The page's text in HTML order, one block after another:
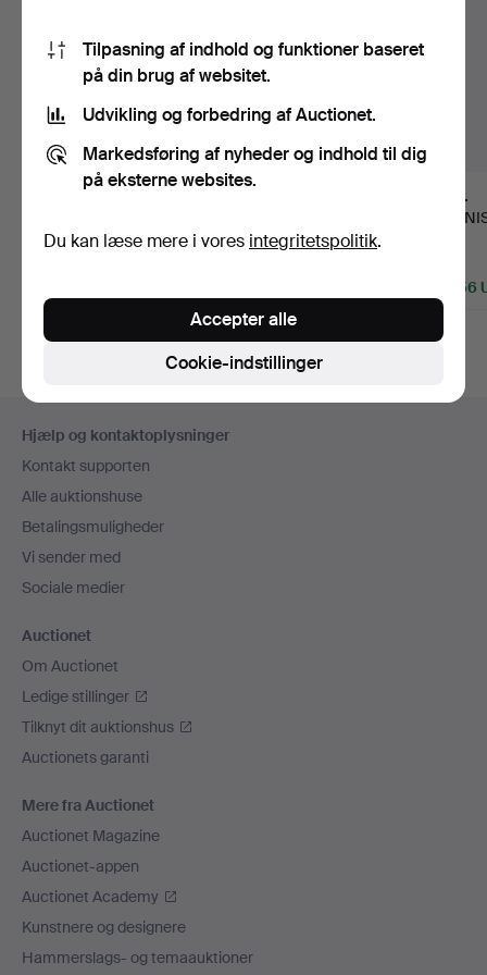
ARMBAND, 18K
en mini…
Rom, 1960-tall…
.
6.856
Hjælp og kontaktoplysninger
Kontakt supporten
Alle auktionshuse
Betalingsmuligheder
Vi sender med
Sociale medier
Auctionet
Om Auctionet
Ledige stillinger
Tilknyt dit auktionshus
Auctionets garanti
Mere fra Auctionet
Auctionet Magazine
Auctionet-appen
Auctionet Academy
Kunstnere og designere
Hammerslags- og temaauktioner
Tilpasning af indhold og funktioner baseret
på din brug af websitet.
Udvikling og forbedring af Auctionet.
Markedsføring af nyheder og indhold til dig
på eksterne websites.
Du kan læse mere i vores integritetspolitik.
Cookie-indstillinger
Accepter alle